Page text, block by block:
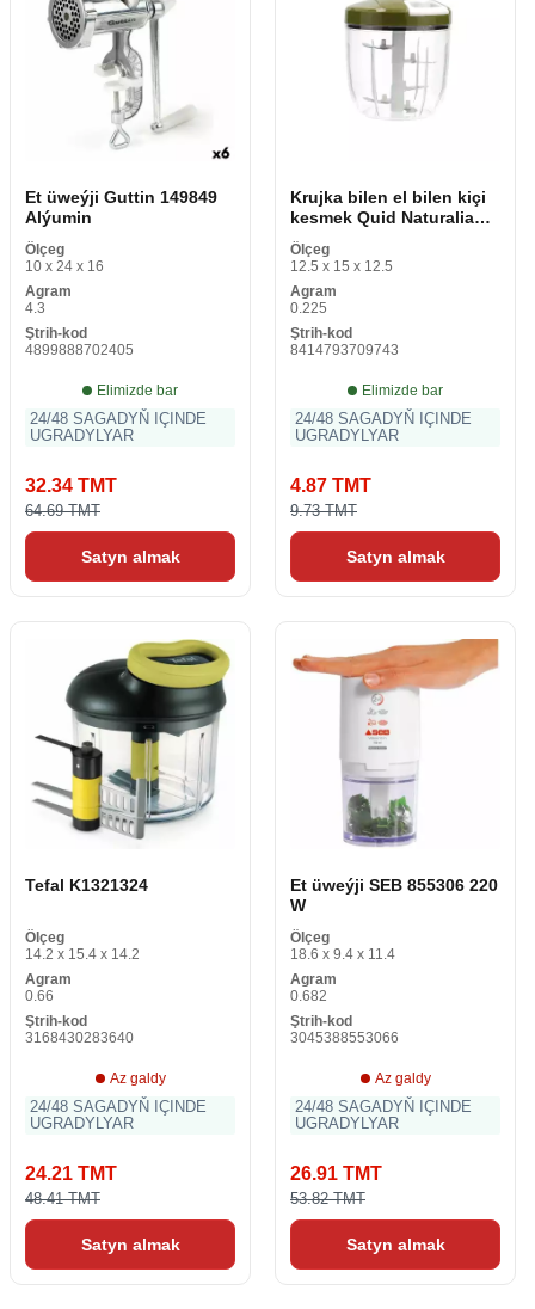
Et üweýji Guttin 149849
Alýumin
Ölçeg
10 x 24 x 16
Agram
4.3
Ştrih-kod
4899888702405
Elimizde bar
24/48 SAGADYŇ IÇINDE
UGRADYLYAR
32.34 TMT
64.69 TMT
Satyn almak
Krujka bilen el bilen kiçi
kesmek Quid Naturalia
Green Metal 12.5 x 14 sm
Görkezme
Ölçeg
12.5 x 15 x 12.5
Agram
0.225
Ştrih-kod
8414793709743
Elimizde bar
24/48 SAGADYŇ IÇINDE
UGRADYLYAR
4.87 TMT
9.73 TMT
Satyn almak
Tefal K1321324
Ölçeg
14.2 x 15.4 x 14.2
Agram
0.66
Ştrih-kod
3168430283640
Az galdy
24/48 SAGADYŇ IÇINDE
UGRADYLYAR
24.21 TMT
48.41 TMT
Satyn almak
Et üweýji SEB 855306 220
W
Ölçeg
18.6 x 9.4 x 11.4
Agram
0.682
Ştrih-kod
3045388553066
Az galdy
24/48 SAGADYŇ IÇINDE
UGRADYLYAR
26.91 TMT
53.82 TMT
Satyn almak